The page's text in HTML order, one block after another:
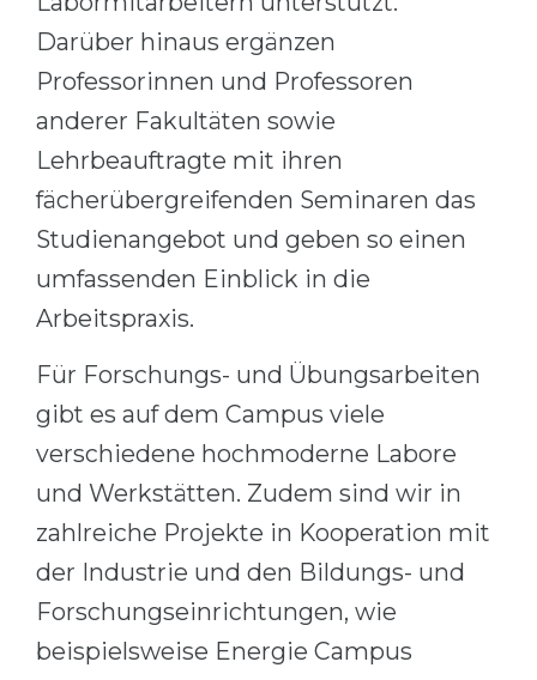
Darüber hinaus ergänzen
Professorinnen und Professoren
anderer Fakultäten sowie
Lehrbeauftragte mit ihren
fächerübergreifenden Seminaren das
Studienangebot und geben so einen
umfassenden Einblick in die
Arbeitspraxis.
Für Forschungs- und Übungsarbeiten
gibt es auf dem Campus viele
verschiedene hochmoderne Labore
und Werkstätten. Zudem sind wir in
zahlreiche Projekte in Kooperation mit
der Industrie und den Bildungs- und
Forschungseinrichtungen, wie
beispielsweise Energie Campus